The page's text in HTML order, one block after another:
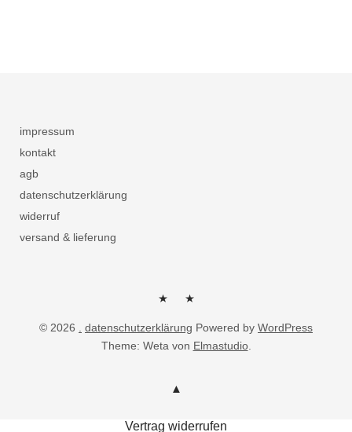
impressum
kontakt
agb
datenschutzerklärung
widerruf
versand & lieferung
herzlich
willkommen
kontakt
© 2026 datenschutzerklärung Powered by WordPress
Theme: Weta von Elmastudio.
Vertrag widerrufen